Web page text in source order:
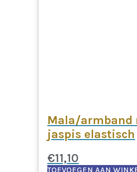
Mala/armband
jaspis elastisch
€11,10
TOEVOEGEN AAN